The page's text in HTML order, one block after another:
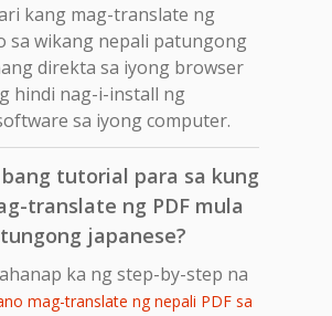
kang mag-translate ng
sa wikang nepali patungong
direkta sa iyong browser
hindi nag-i-install ng
sa iyong computer.
tutorial para sa kung
translate ng PDF mula
japanese?
ka ng step-by-step na
mag-translate ng nepali PDF sa